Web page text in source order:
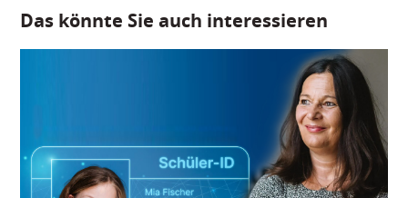
Das könnte Sie auch interessieren